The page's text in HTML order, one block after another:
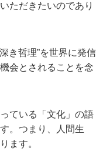
ただきたいのであり
き哲理”を世界に発信
会とされることを念
ている「文化」の語
。つまり、人間生
ます。